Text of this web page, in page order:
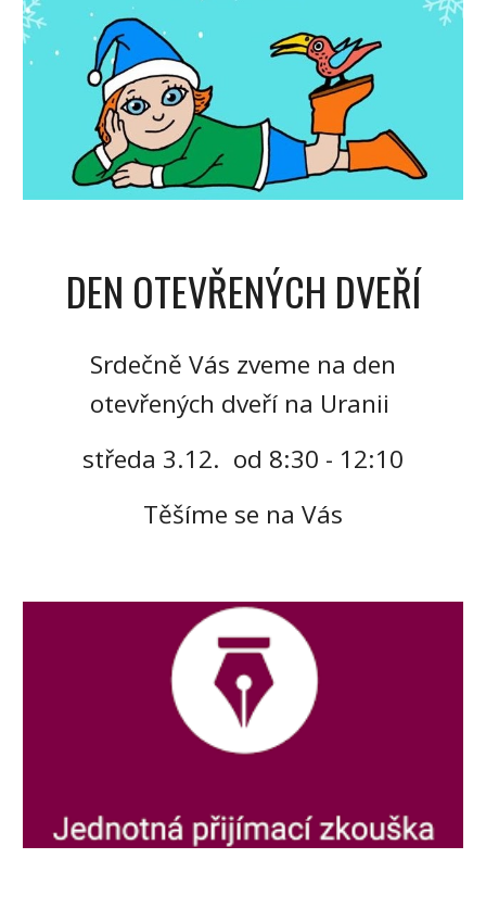
DEN OTEVŘENÝCH DVEŘÍ
Srdečně Vás zveme na den
otevřených dveří na Uranii
středa 3.12. od 8:30 - 12:10
Těšíme se na Vás